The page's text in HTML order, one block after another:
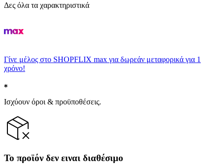
Δες όλα τα χαρακτηριστικά
Γίνε μέλος στο SHOPFLIX max για δωρεάν μεταφορικά για 1
χρόνο!
Ισχύουν όροι & προϋποθέσεις.
Το προϊόν δεν ειναι διαθέσιμο